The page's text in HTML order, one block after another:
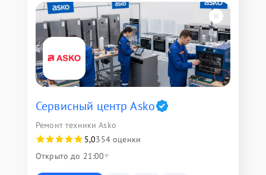
Сервисный центр Asko
Ремонт техники Asko
5,0354 оценки
Открыто до 21:00